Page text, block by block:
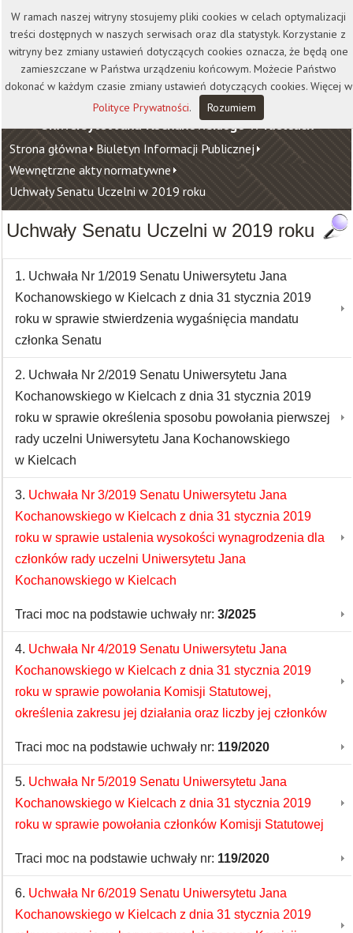
Kontakt Biblioteka
Wydawnictwo
Wirtualna Uczelnia
Uniwersytet Jana Kochanowskiego w Kielcach
Strona główna Biuletyn Informacji Publicznej
Wewnętrzne akty normatywne
Uchwały Senatu Uczelni w 2019 roku
Uchwały Senatu Uczelni w 2019 roku
1. Uchwała Nr 1/2019 Senatu Uniwersytetu Jana
Kochanowskiego w Kielcach z dnia 31 stycznia 2019
roku w sprawie stwierdzenia wygaśnięcia mandatu
członka Senatu
2. Uchwała Nr 2/2019 Senatu Uniwersytetu Jana
Kochanowskiego w Kielcach z dnia 31 stycznia 2019
roku w sprawie określenia sposobu powołania pierwszej
rady uczelni Uniwersytetu Jana Kochanowskiego
w Kielcach
3. Uchwała Nr 3/2019 Senatu Uniwersytetu Jana
Kochanowskiego w Kielcach z dnia 31 stycznia 2019
roku w sprawie ustalenia wysokości wynagrodzenia dla
członków rady uczelni Uniwersytetu Jana
Kochanowskiego w Kielcach
Traci moc na podstawie uchwały nr: 3/2025
4. Uchwała Nr 4/2019 Senatu Uniwersytetu Jana
Kochanowskiego w Kielcach z dnia 31 stycznia 2019
roku w sprawie powołania Komisji Statutowej,
określenia zakresu jej działania oraz liczby jej członków
Traci moc na podstawie uchwały nr: 119/2020
5. Uchwała Nr 5/2019 Senatu Uniwersytetu Jana
Kochanowskiego w Kielcach z dnia 31 stycznia 2019
roku w sprawie powołania członków Komisji Statutowej
Traci moc na podstawie uchwały nr: 119/2020
6. Uchwała Nr 6/2019 Senatu Uniwersytetu Jana
Kochanowskiego w Kielcach z dnia 31 stycznia 2019
W ramach naszej witryny stosujemy pliki cookies w celach optymalizacji
treści dostępnych w naszych serwisach oraz dla statystyk. Korzystanie z
witryny bez zmiany ustawień dotyczących cookies oznacza, że będą one
zamieszczane w Państwa urządzeniu końcowym. Możecie Państwo
dokonać w każdym czasie zmiany ustawień dotyczących cookies. Więcej w
Polityce Prywatności. Rozumiem